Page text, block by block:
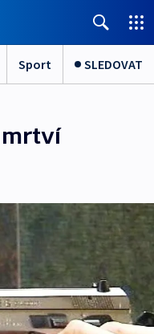
Sport SLEDOVAT
mrtví